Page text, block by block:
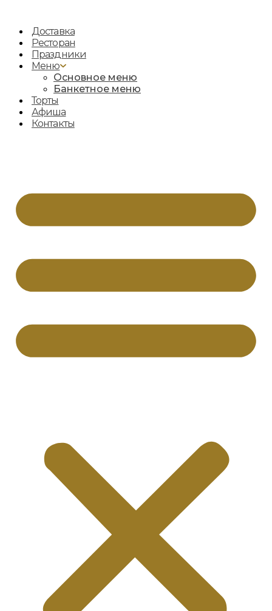
содержимому
Доставка
Ресторан
Праздники
Меню
Основное меню
Банкетное меню
Торты
Афиша
Контакты